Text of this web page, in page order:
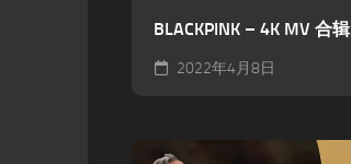
BLACKPINK – 4K MV 合辑
2022年4月8日